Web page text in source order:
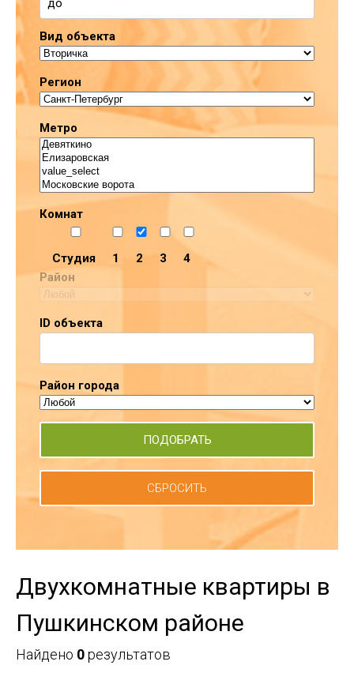
Вид объекта
Регион
Метро
Комнат
Студия 1 2 3
4
Район
ID объекта
Район города
СБРОСИТЬ
Двухкомнатные квартиры в
Пушкинском районе
Найдено 0результатов